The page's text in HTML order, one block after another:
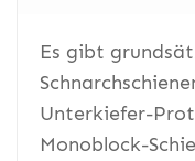
Es gibt
Unterkiefer-
Monoblock-